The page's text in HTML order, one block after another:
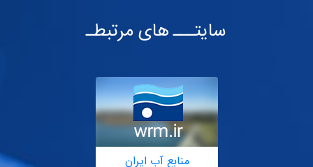
سایتـــ های مرتبطـ
منابع آب ایران